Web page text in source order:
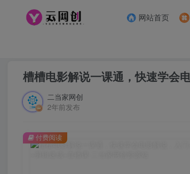
网站首页
槽槽电影解说一课通，快速学会
二当家网创
2年前发布
付费阅读